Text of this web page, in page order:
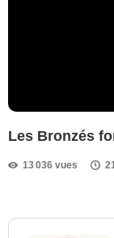
Les Bronzés
13 036 vues